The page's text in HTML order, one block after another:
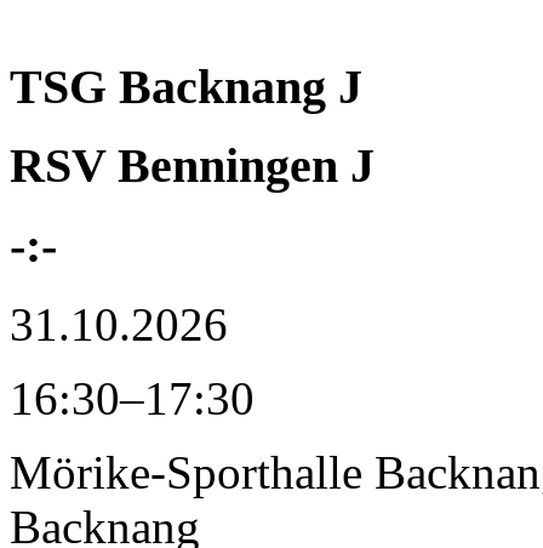
TSG Backnang J
RSV Benningen J
-:-
31.10.2026
16:30–17:30
Mörike-Sporthalle
Backnang